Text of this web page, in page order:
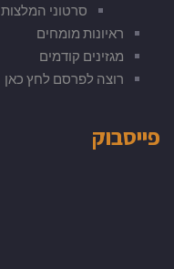
סרטוני המלצות
ראיונות מומחים
מגזינים קודמים
רוצה לפרסם לחץ כאן
פייסבוק